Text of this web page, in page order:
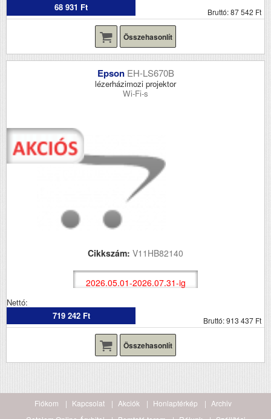
68 931 Ft
Bruttó: 87 542 Ft
Összehasonlít
Epson EH-LS670B
lézerházimozi projektor
Wi-Fi-s
Cikkszám: V11HB82140
2026.05.01-2026.07.31-ig
Nettó:
719 242 Ft
Bruttó: 913 437 Ft
Összehasonlít
Fiókom Kapcsolat Akciók Honlaptérkép
Archiv